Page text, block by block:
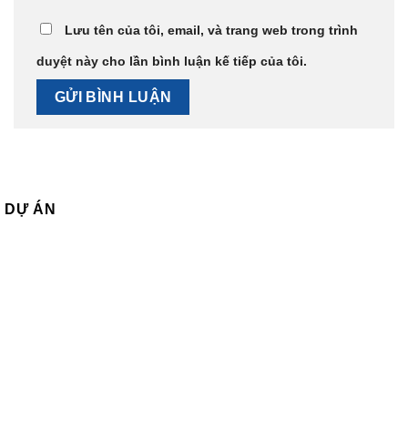
Lưu tên của tôi, email, và trang web trong trình
duyệt này cho lần bình luận kế tiếp của tôi.
DỰ ÁN